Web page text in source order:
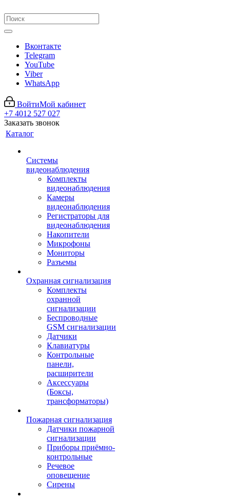
Вконтакте
Telegram
YouTube
Viber
WhatsApp
ВойтиМой кабинет
+7 4012 527 027
Заказать звонок
Каталог
Системы
видеонаблюдения
Комплекты
видеонаблюдения
Камеры
видеонаблюдения
Регистраторы для
видеонаблюдения
Накопители
Микрофоны
Мониторы
Разъемы
Охранная сигнализация
Комплекты
охранной
сигнализации
Беспроводные
GSM сигнализации
Датчики
Клавиатуры
Контрольные
панели,
расширители
Аксессуары
(Боксы,
трансформаторы)
Пожарная сигнализация
Датчики пожарной
сигнализации
Приборы приёмно-
контрольные
Речевое
оповещение
Сирены